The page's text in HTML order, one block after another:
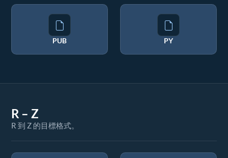
PUB PY
R – Z
R 到 Z 的目標格式。